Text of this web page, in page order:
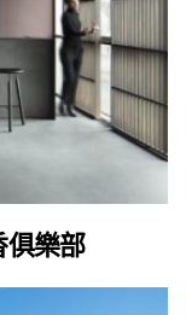
俱樂部